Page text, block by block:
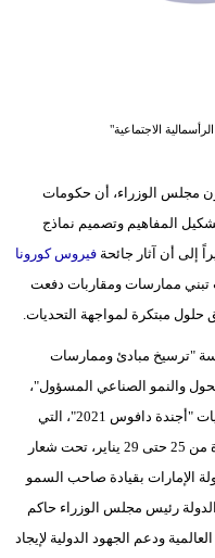
إسلامية
علوم
وتكنولوجيا
مدوَّنات
أبراج
فيديو
سيارات
الاجتماعية"
مجلس الوزراء، أن حكومات
المفاهيم وتصميم نماذج
إلى أن آثار جائحةفيروس كورونا
تبني ممارسات ومقاربات دفعت
حلول مبتكرة لمواجهة التحديات.
"ترسيخ مبادئ وممارسات
والنمو الصناعي المسؤول"،
ضمن مشاركة حكومة دولة الإمارات في فعاليات "أجندة دافوس 2021"، التي
يُنظمها المنتدى الاقتصادي العالمي في الفترة من 25 حتى 29 يناير، تحت شعار
الإمارات بقيادة صاحب السمو
رئيس مجلس الوزراء حاكم
ودعم الجهود الدولية لإيجاد